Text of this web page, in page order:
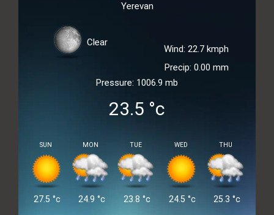
Yerevan
Clear
Wind: 22.7 kmph
Precip: 0.00 mm
Pressure: 1006.9 mb
23.5 °c
SUN
27.5 °c
MON
24.9 °c
TUE
23.8 °c
WED
24.5 °c
THU
25.3 °c